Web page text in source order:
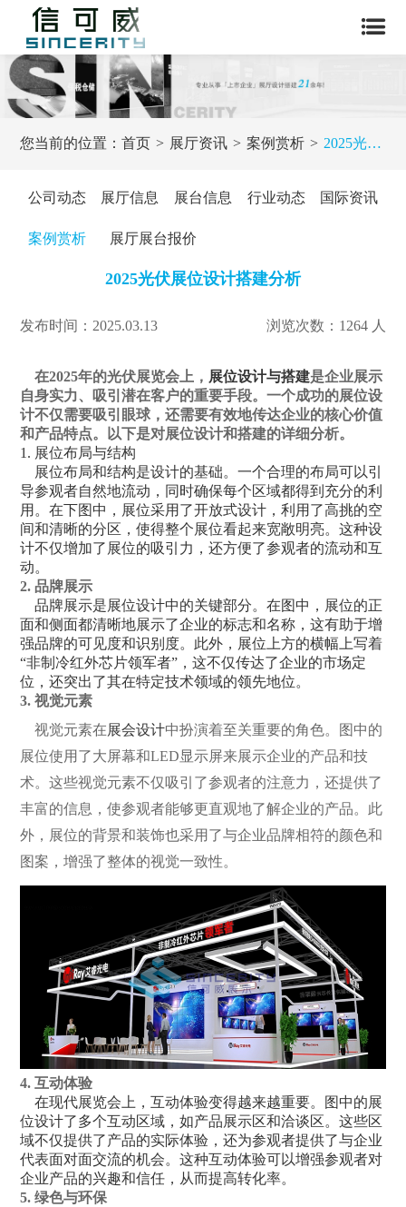
您当前的位置：首页 展厅资讯 案例赏析 2025光伏展位设计搭建分析
公司动态 展厅信息 展台信息 行业动态 国际资讯
案例赏析 展厅展台报价
2025光伏展位设计搭建分析
发布时间：2025.03.13 浏览次数：1264 人
在2025年的光伏展览会上， 展位设计与搭建是企业展示
自身实力、吸引潜在客户的重要手段。一个成功的展位设
计不仅需要吸引眼球，还需要有效地传达企业的核心价值
和产品特点。以下是对展位设计和搭建的详细分析。
1. 展位布局与结构
展位布局和结构是设计的基础。一个合理的布局可以引
导参观者自然地流动，同时确保每个区域都得到充分的利
用。在下图中，展位采用了开放式设计，利用了高挑的空
间和清晰的分区，使得整个展位看起来宽敞明亮。这种设
计不仅增加了展位的吸引力，还方便了参观者的流动和互
动。
2. 品牌展示
品牌展示是展位设计中的关键部分。在图中，展位的正
面和侧面都清晰地展示了企业的标志和名称，这有助于增
强品牌的可见度和识别度。此外，展位上方的横幅上写着
“非制冷红外芯片领军者”，这不仅传达了企业的市场定
位，还突出了其在特定技术领域的领先地位。
3. 视觉元素
视觉元素在展会设计中扮演着至关重要的角色。图中的
展位使用了大屏幕和LED显示屏来展示企业的产品和技
术。这些视觉元素不仅吸引了参观者的注意力，还提供了
丰富的信息，使参观者能够更直观地了解企业的产品。此
外，展位的背景和装饰也采用了与企业品牌相符的颜色和
图案，增强了整体的视觉一致性。
4. 互动体验
在现代展览会上，互动体验变得越来越重要。图中的展
位设计了多个互动区域，如产品展示区和洽谈区。这些区
域不仅提供了产品的实际体验，还为参观者提供了与企业
代表面对面交流的机会。这种互动体验可以增强参观者对
企业产品的兴趣和信任，从而提高转化率。
5. 绿色与环保